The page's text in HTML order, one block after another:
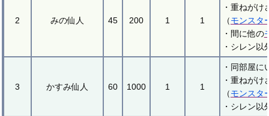
2 みの仙人 45 200 1 1
・重ねが
（モンスタ
・間に他の
・シレン
3 かすみ仙人 60 1000 1 1
・同部屋
・重ねが
（モンスタ
・シレン